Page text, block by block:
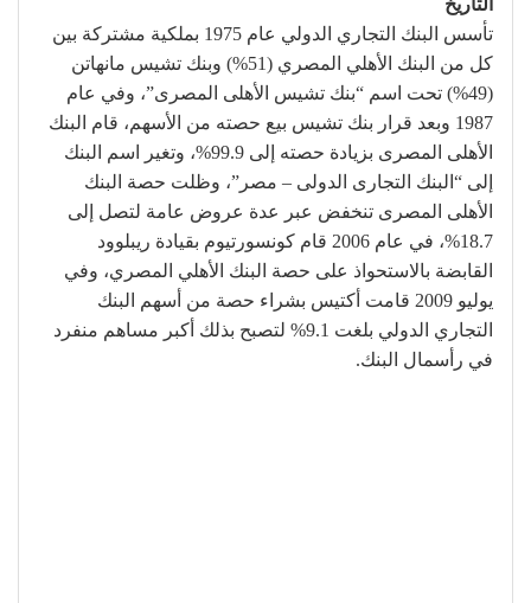
التاريخ
تأسس البنك التجاري الدولي عام 1975 بملكية مشتركة بين
كل من البنك الأهلي المصري (51%) وبنك تشيس مانهاتن
(49%) تحت اسم “بنك تشيس الأهلى المصرى”، وفي عام
1987 وبعد قرار بنك تشيس بيع حصته من الأسهم، قام البنك
الأهلى المصرى بزيادة حصته إلى 99.9%، وتغير اسم البنك
إلى “البنك التجارى الدولى – مصر”، وظلت حصة البنك
الأهلى المصرى تنخفض عبر عدة عروض عامة لتصل إلى
18.7%، في عام 2006 قام كونسورتيوم بقيادة ريبلوود
القابضة بالاستحواذ على حصة البنك الأهلي المصري، وفي
يوليو 2009 قامت أكتيس بشراء حصة من أسهم البنك
التجاري الدولي بلغت 9.1% لتصبح بذلك أكبر مساهم منفرد
في رأسمال البنك.